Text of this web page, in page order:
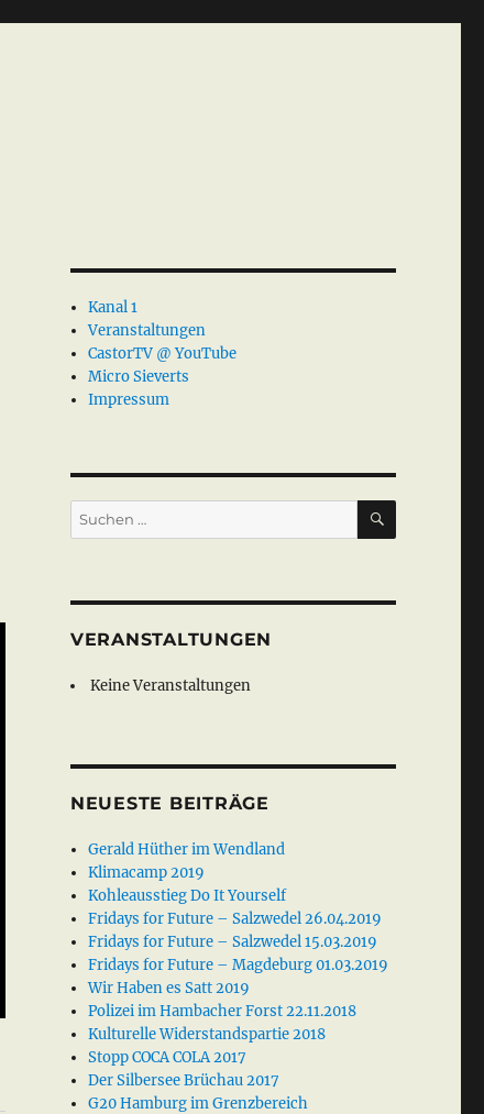
Kanal 1
Veranstaltungen
CastorTV @ YouTube
Micro Sieverts
Impressum
Suche
nach:
SUCHEN
VERANSTALTUNGEN
Keine Veranstaltungen
NEUESTE BEITRÄGE
Gerald Hüther im Wendland
Klimacamp 2019
Kohleausstieg Do It Yourself
Fridays for Future – Salzwedel 26.04.2019
Fridays for Future – Salzwedel 15.03.2019
Fridays for Future – Magdeburg 01.03.2019
Wir Haben es Satt 2019
Polizei im Hambacher Forst 22.11.2018
Kulturelle Widerstandspartie 2018
Stopp COCA COLA 2017
Der Silbersee Brüchau 2017
G20 Hamburg im Grenzbereich